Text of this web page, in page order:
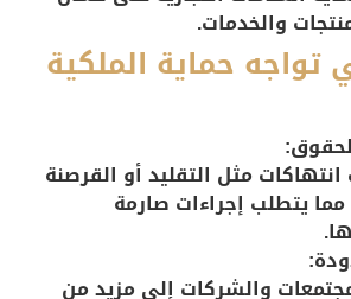
والخدمات.
تواجه حماية الملكية
مثل التقليد أو القرصنة
مما يتطلب إجراءات صارمة
والشركات إلى مزيد من